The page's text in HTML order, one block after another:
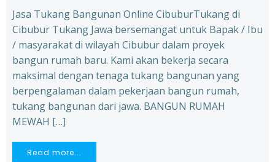
Jasa Tukang Bangunan Online CibuburTukang di
Cibubur Tukang Jawa bersemangat untuk Bapak / Ibu
/ masyarakat di wilayah Cibubur dalam proyek
bangun rumah baru. Kami akan bekerja secara
maksimal dengan tenaga tukang bangunan yang
berpengalaman dalam pekerjaan bangun rumah,
tukang bangunan dari jawa. BANGUN RUMAH
MEWAH […]
Read more...